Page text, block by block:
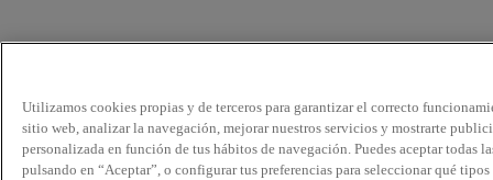
Utilizamos cookies propias y de terceros para garantizar el correcto
sitio web, analizar la navegación, mejorar nuestros servicios y mostrarte
personalizada en función de tus hábitos de navegación. Puedes aceptar todas
pulsando en “Aceptar”, o configurar tus preferencias para seleccionar qué tipos